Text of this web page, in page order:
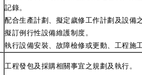
記錄。
配合生產計劃、擬定歲修工作計劃及設備
擬訂例行性設備維護制度。
執行設備安裝、故障檢修或更動、工程施
工程發包及採購相關事宜之規劃及執行。